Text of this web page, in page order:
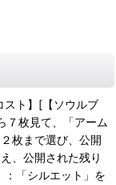
スト】[【ソウルブ
７枚見て、「アーム
枚まで選び、公開
、公開された残り
：「シルエット」を